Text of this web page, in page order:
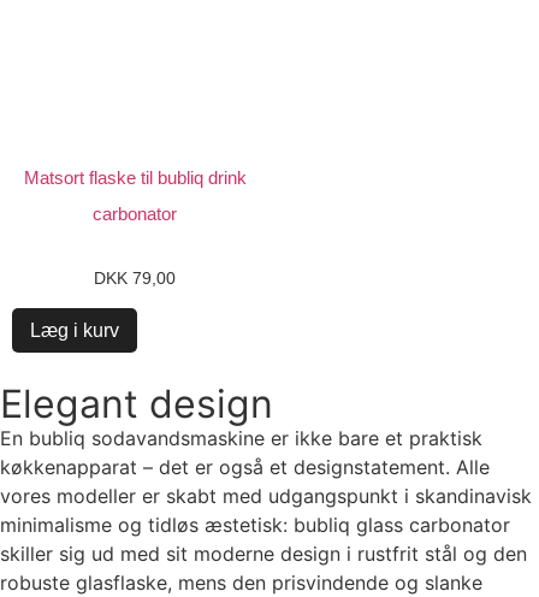
Matsort flaske til bubliq drink
carbonator
DKK 79,00
Læg i kurv
Elegant design
En bubliq sodavandsmaskine er ikke bare et praktisk
køkkenapparat – det er også et designstatement. Alle
vores modeller er skabt med udgangspunkt i skandinavisk
minimalisme og tidløs æstetisk: bubliq glass carbonator
skiller sig ud med sit moderne design i rustfrit stål og den
robuste glasflaske, mens den prisvindende og slanke